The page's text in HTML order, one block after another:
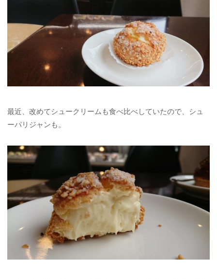
最近、改めてシュークリームも食べ比べしていたので、シュ
ーパリジャンも。